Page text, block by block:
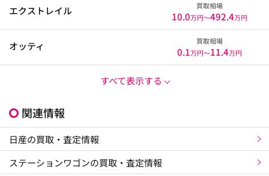
エクストレイル 買取相場
10.0万円〜492.4万円
オッティ 買取相場
0.1万円〜11.4万円
すべて表示する
関連情報
日産の買取・査定情報
ステーションワゴンの買取・査定情報